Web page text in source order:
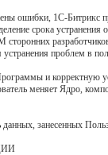
ошибки, 1С-Битрикс
срока
проблем в
и корректную
меняет Ядро,
данных, занесенных